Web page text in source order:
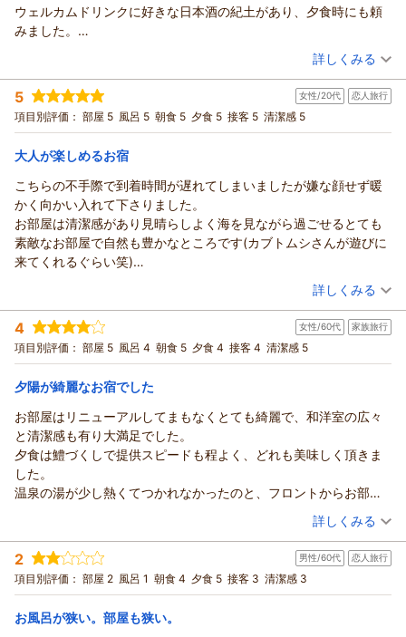
のテンションが上がりました
ありがとうございました
りがとうございました。
さらに、オール5点、そして「はなまる100点満点」という、こ
の上ないお言葉を頂戴し、スタッフ一同感激しながら拝読いた
しました。
10年以上前にご利用いただき、昨年は10名様でのご家族旅行、
そして今年も大切なご家族旅行の舞台として再び当館をお選び
いただけましたこと、心より御礼申し上げます。
「久しぶりに来るとリニューアルされていてとても良かった」
用意させていただきましたが、木の香りや新しい空間を皆様で
お喜びいただき、テンションが上がったとのご様子が伝わり、
私どもも思わず笑顔になりました。
また、プールでもお子様たちに楽しい時間をお過ごしいただけ
たようで何よりでございます。夏ならではのご家族の思い出づ
くりのお手伝いができましたことを嬉しく思っております。
満なく」とのお言葉をいただき、大変光栄でございます。特
に、お料理は当館が最も大切にしているおもてなしの一つでご
ざいますので、美味しさだけでなく、お腹いっぱいになる量に
も皆様がご満足いただけたと伺い、料理長をはじめ調理スタッ
フも大変励みになります。
今回はお部屋に空きがございましたため、ささやかではござい
ますがグレードアップしてご案内させていただきました。ご家
族皆様に快適にお過ごしいただけたようで、私どもも嬉しい限
りでございます。
そして、「また来年も予約したい」とのお言葉は、私どもにと
って何よりの宝物です。来年も皆様に「今年も観潮に来て良か
った」と思っていただけるよう、美味しいお料理と温かいおも
てなし、そして心地よい空間をご用意してお待ちしておりま
す。
ゆみちゃん様ご家族皆様のまたのお帰りを、漁火の宿シーサイ
ド観潮スタッフ一同心よりお待ち申し上げております。
漁火の宿シーサイド観潮スタッフ一同
ウェルカムドリンクに好きな日本酒の紀土があり、夕食時にも頼
みました。
暑い日でしたので廊下などは少し暑かったです。お風呂は狭い目
ちょうどあまり混みあわずに入れました。ラウンジにはマッサー
ジチェアがあり使わなかったですが、なにか敷くものがあれば良
かったです。
す、、、
食事も眺めもとても良かったです。
（投稿日：2026/07/31）
宿泊時期： 2026年07月宿泊 (夫婦旅行)
投稿者： のりさん
宿泊プラン： 【じゃらんスペシャルウィーク】｜1泊2食付きベストレート｜
期間限定の特別割引プラン
和室 朝・夕 朝/個室利用 夕/個室利用
宿泊価格帯： 19,001～20,000円(大人一人あたり/税込)
紀州温泉 ありがとうの湯 漁火の宿 シーサイド観潮からの返信
のり様
このたびは漁火の宿シーサイド観潮へご宿泊いただき、誠にあ
りがとうございました。
お部屋からご覧いただいた雑賀崎の景色や、日没時に空と海が
真っ赤に染まる夕景をお楽しみいただけたとのこと、大変嬉し
く拝読いたしました。和歌の浦ならではの美しい景色は、私ど
もも自慢の一つでございますので、ご満足いただけたことを何
より嬉しく思います。
また、個室でのお食事につきましても、お料理の見た目やお味
をご評価いただき、誠にありがとうございます。料理長をはじ
ウェルカムドリンクでは、お好きな日本酒「紀土」をお楽しみ
いただき、ご夕食でもご注文いただけたとのこと、和歌山の地
酒とお料理との組み合わせをご堪能いただけたようで何よりで
ございます。
一方で、暑い日のご滞在では館内の廊下が暑く感じられたこと
や、ラウンジのマッサージチェアをご利用される際の配慮、そ
ませんでした。
特にWi-Fiにつきましては、快適にご利用いただけなかったこと
を心苦しく思っております。今後の通信環境の改善も含め、い
ただいたご意見を参考に、より快適にお過ごしいただける環境
詳しくみる
5 女性/20代 恋人旅行
項目別評価： 部屋 5 風呂 5 朝食 5 夕食 5 接客 5 清潔感 5
大人が楽しめるお宿
こちらの不手際で到着時間が遅れてしまいましたが嫌な顔せず暖
かく向かい入れて下さりました。
お部屋は清潔感があり見晴らしよく海を見ながら過ごせるとても
素敵なお部屋で自然も豊かなところです(カブトムシさんが遊びに
来てくれるぐらい笑)
食事はどれもお酒にあうものばかりでお酒が好きな方であればす
ごく楽しめるところだと思います！また夕食におられたスタッフ
のお兄さんにオススメのお酒や和歌山のオススメスポットを聞い
たら丁寧に答えて下さりとても楽しい時間を過ごせました。
温泉も景色がよく大満足でした！
したがスタッフさん、お部屋、温泉、食事とどれも満足度が高く
素敵な誕生日を過ごせました。
また泊まりに行きたいと思います！
（投稿日：2026/07/31）
宿泊時期： 2026年07月宿泊 (恋人旅行)
投稿者： ゆかさん(女性/20代)
宿泊プラン： 【じゃらんスペシャルウィーク】1泊2食付きベストレート｜期
間限定の特別割引プラン
和室 朝・夕 朝/個室利用 夕/個室利用
宿泊価格帯： 20,001～21,000円(大人一人あたり/税込)
紀州温泉 ありがとうの湯 漁火の宿 シーサイド観潮からの返信
ゆか様
このたびは、お二人の大切なお誕生日旅行に、数あるお宿の中
から漁火の宿シーサイド観潮をお選びいただき、誠にありがと
うございました。
さらに、オール5点という最高のご評価を頂戴し、スタッフ一
同心より感謝申し上げます。
ご到着時間が遅くなられたとのことでしたが、無事にお越しい
ただき、お二人をお迎えすることができて何よりでございまし
た。温かいお言葉まで頂戴し、大変嬉しく存じます。
お部屋では、海を眺めながらゆったりとした時間をお過ごしい
詳しくみる
4 女性/60代 家族旅行
項目別評価： 部屋 5 風呂 4 朝食 5 夕食 4 接客 4 清潔感 5
夕陽が綺麗なお宿でした
お部屋はリニューアルしてまもなくとても綺麗で、和洋室の広々
と清潔感も有り大満足でした。
夕食は鱧づくしで提供スピードも程よく、どれも美味しく頂きま
した。
温泉の湯が少し熱くてつかれなかったのと、フロントからお部屋
迄の動線が急な坂になってたので、高齢の母には歩きづらかった
（投稿日：2026/07/31）
宿泊時期： 2026年07月宿泊 (家族旅行)
投稿者： キャンディさん
宿泊プラン： 【じゃらんスペシャルウィーク】｜1泊2食付きベストレート｜
期間限定の特別割引プラン
和洋室 朝・夕 朝/個室利用 夕/個室利用
宿泊価格帯： 25,001～26,000円(大人一人あたり/税込)
詳しくみる
2 男性/60代 恋人旅行
項目別評価： 部屋 2 風呂 1 朝食 4 夕食 5 接客 3 清潔感 3
お風呂が狭い。部屋も狭い。